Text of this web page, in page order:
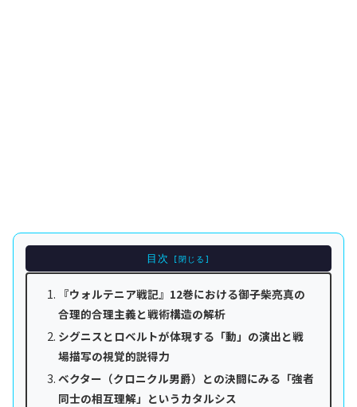
目次
『ウォルテニア戦記』12巻における御子柴亮真の
合理的合理主義と戦術構造の解析
シグニスとロベルトが体現する「動」の演出と戦
場描写の視覚的説得力
ベクター（クロニクル男爵）との決闘にみる「強者
同士の相互理解」というカタルシス